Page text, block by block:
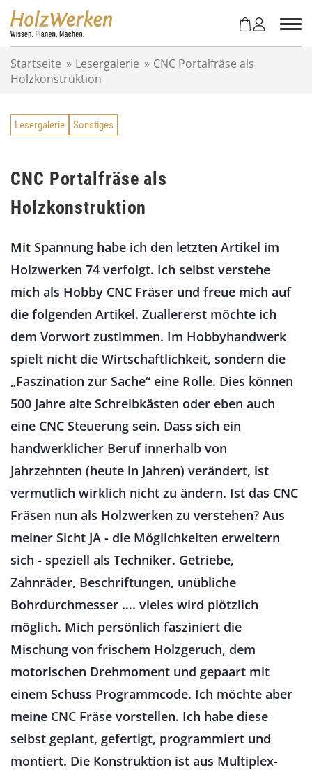
Startseite » Lesergalerie » CNC Portalfräse als
Holzkonstruktion
Lesergalerie Sonstiges
CNC Portalfräse als
Holzkonstruktion
Mit Spannung habe ich den letzten Artikel im
Holzwerken 74 verfolgt. Ich selbst verstehe
mich als Hobby CNC Fräser und freue mich auf
die folgenden Artikel. Zuallererst möchte ich
dem Vorwort zustimmen. Im Hobbyhandwerk
spielt nicht die Wirtschaftlichkeit, sondern die
„Faszination zur Sache“ eine Rolle. Dies können
500 Jahre alte Schreibkästen oder eben auch
eine CNC Steuerung sein. Dass sich ein
handwerklicher Beruf innerhalb von
Jahrzehnten (heute in Jahren) verändert, ist
vermutlich wirklich nicht zu ändern. Ist das CNC
Fräsen nun als Holzwerken zu verstehen? Aus
meiner Sicht JA - die Möglichkeiten erweitern
sich - speziell als Techniker. Getriebe,
Zahnräder, Beschriftungen, unübliche
Bohrdurchmesser …. vieles wird plötzlich
möglich. Mich persönlich fasziniert die
Mischung von frischem Holzgeruch, dem
motorischen Drehmoment und gepaart mit
einem Schuss Programmcode. Ich möchte aber
meine CNC Fräse vorstellen. Ich habe diese
selbst geplant, gefertigt, programmiert und
montiert. Die Konstruktion ist aus Multiplex-